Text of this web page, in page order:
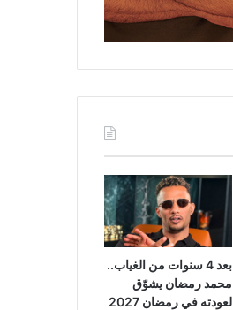
بعد 4 سنوات من الغياب..
محمد رمضان يشوّق
لعودته في رمضان 2027